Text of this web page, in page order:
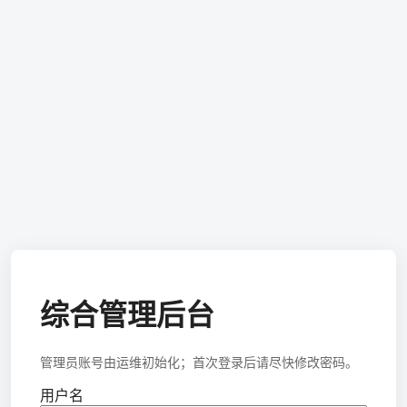
综合管理后台
管理员账号由运维初始化；首次登录后请尽快修改密码。
用户名